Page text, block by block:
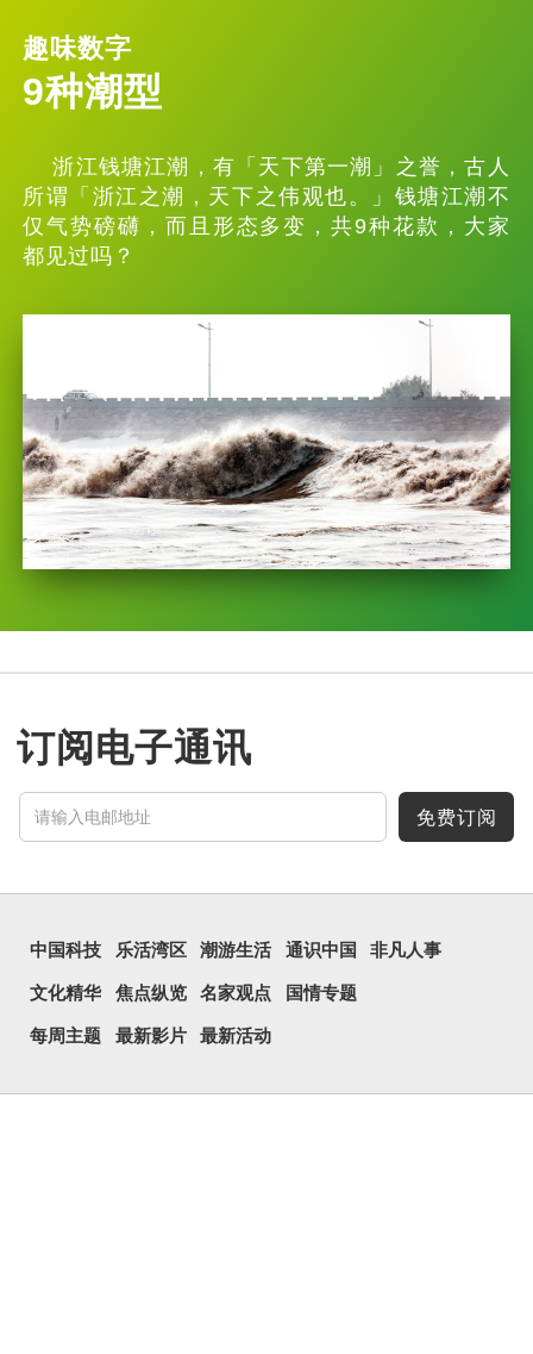
趣味数字
9种潮型
浙江钱塘江潮，有「天下第一潮」之誉，古人
所谓「浙江之潮，天下之伟观也。」钱塘江潮不
仅气势磅礴，而且形态多变，共9种花款，大家
都见过吗？
订阅电子通讯
免费订阅
中国科技 乐活湾区 潮游生活 通识中国 非凡人事
文化精华 焦点纵览 名家观点 国情专题
每周主题 最新影片 最新活动